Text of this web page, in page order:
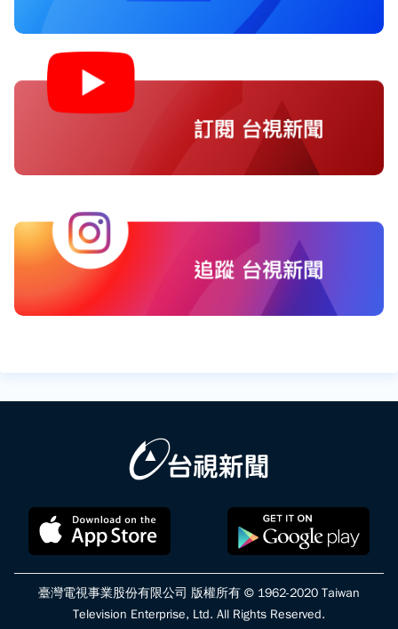
臺灣電視事業股份有限公司 版權所有 © 1962-2020 Taiwan
Television Enterprise, Ltd. All Rights Reserved.